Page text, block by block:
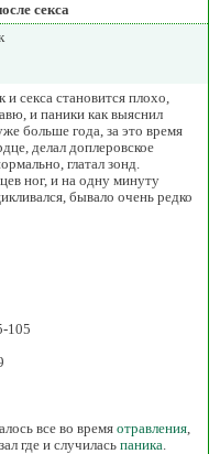
секса
секса становится плохо,
и паники как выяснил
больше года, за это время
делал доплеровское
глатал зонд.
ног, и на одну минуту
бывало очень редко
105
все во время отравления
где и случиласьпаника